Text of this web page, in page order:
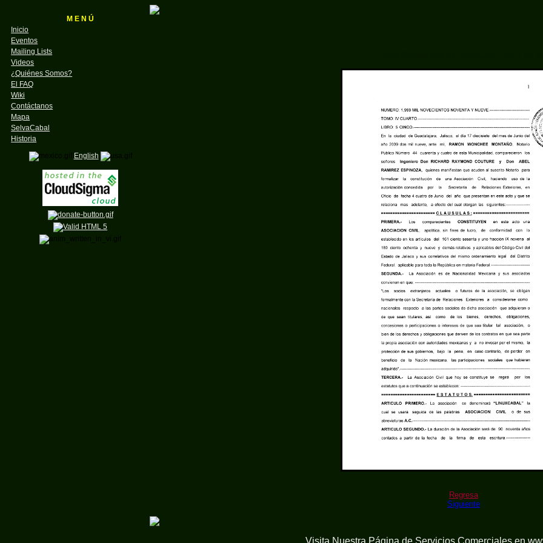
M E N Ú
Inicio
Eventos
Mailing Lists
Videos
¿Quiénes Somos?
El FAQ
Wiki
Contáctanos
Mapa
SelvaCabal
Historia
English
Regresa
Siguiente